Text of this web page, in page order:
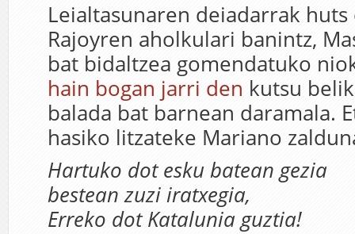
Leialtasunaren deiadarrak huts
Rajoyren aholkulari banintz,
bat bidaltzea gomendatuko
hain bogan jarri den kutsu
balada bat barnean daramala.
hasiko litzateke Mariano
Hartuko dot esku batean gezia
bestean zuzi iratxegia,
Erreko dot Katalunia guztia!